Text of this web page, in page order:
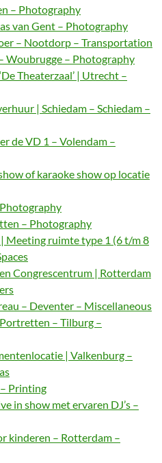
– Photography
van Gent – Photography
– Nootdorp – Transportation
Woubrugge – Photography
Theaterzaal’ | Utrecht –
| Schiedam – Schiedam –
de VD 1 – Volendam –
of karaoke show op locatie
– Photography
Meeting ruimte type 1 (6 t/m 8
Congrescentrum | Rotterdam
– Deventer – Miscellaneous
– Tilburg –
| Valkenburg –
Printing
in show met ervaren DJ’s –
kinderen – Rotterdam –